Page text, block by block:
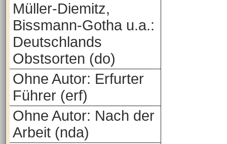
Müller-Diemitz,
Bissmann-Gotha u.a.:
Deutschlands
Obstsorten (do)
Ohne Autor: Erfurter
Führer (erf)
Ohne Autor: Nach der
Arbeit (nda)